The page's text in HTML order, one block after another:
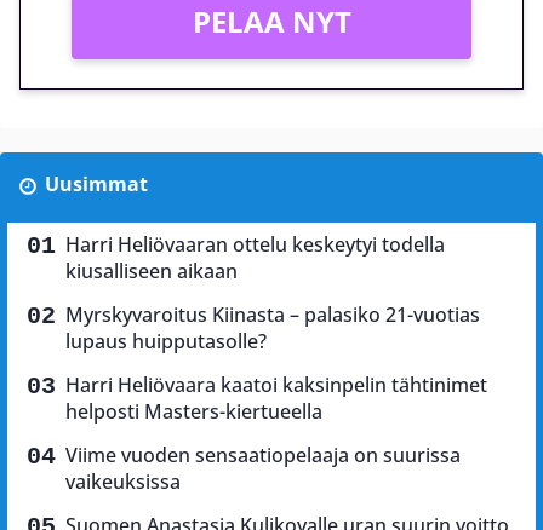
PELAA NYT
Uusimmat
Harri Heliövaaran ottelu keskeytyi todella
kiusalliseen aikaan
Myrskyvaroitus Kiinasta – palasiko 21-vuotias
lupaus huipputasolle?
Harri Heliövaara kaatoi kaksinpelin tähtinimet
helposti Masters-kiertueella
Viime vuoden sensaatiopelaaja on suurissa
vaikeuksissa